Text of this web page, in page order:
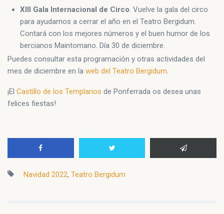
XIII Gala Internacional de Circo. Vuelve la gala del circo
para ayudarnos a cerrar el año en el Teatro Bergidum.
Contará con los mejores números y el buen humor de los
bercianos Maintomano. Día 30 de diciembre.
Puedes consultar esta programación y otras actividades del
mes de diciembre en la web del Teatro Bergidum.
¡El Castillo de los Templarios de Ponferrada os desea unas
felices fiestas!
Navidad 2022, Teatro Bergidum